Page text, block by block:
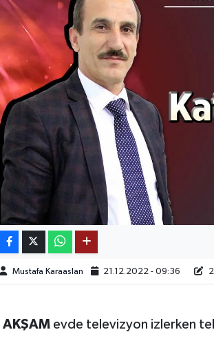
Mustafa Karaaslan 21.12.2022 - 09:36
AKŞAMevde televizyon izlerken